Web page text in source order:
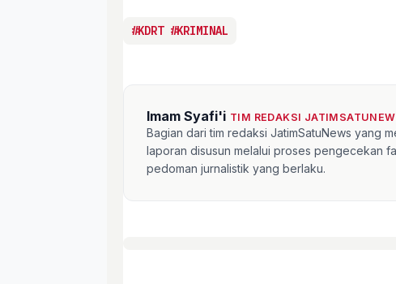
#KDRT #KRIMINAL
Imam Syafi'i TIM REDAKSI
Bagian dari tim redaksi JatimSatuNews yang
laporan disusun melalui proses pengecekan
pedoman jurnalistik yang berlaku.